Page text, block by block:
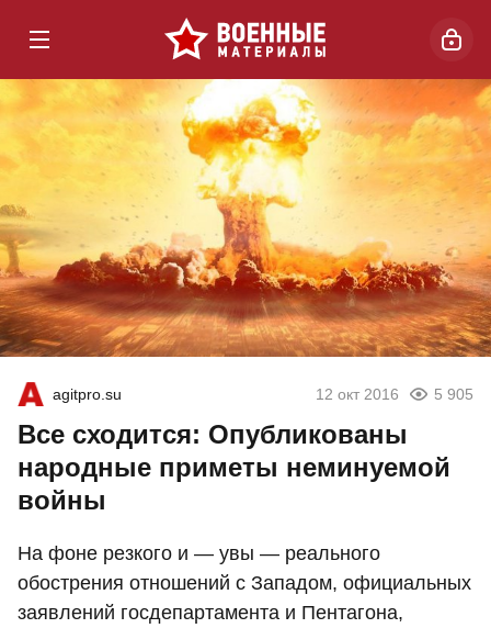
agitpro.su 12 окт 2016 5 905
Все сходится: Опубликованы
народные приметы неминуемой
войны
На фоне резкого и — увы — реального
обострения отношений с Западом, официальных
заявлений госдепартамента и Пентагона,